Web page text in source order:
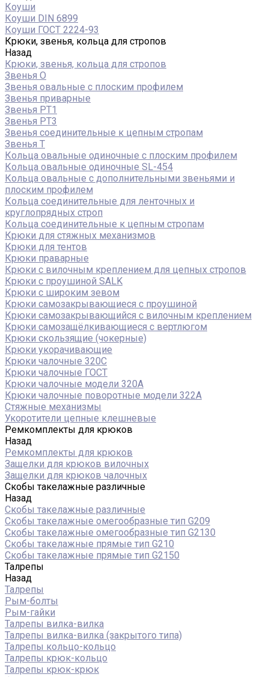
Коуши
Коуши DIN 6899
Коуши ГОСТ 2224-93
Крюки, звенья, кольца для стропов
Назад
Крюки, звенья, кольца для стропов
Звенья О
Звенья овальные с плоским профилем
Звенья приварные
Звенья РТ1
Звенья РТ3
Звенья соединительные к цепным стропам
Звенья Т
Кольца овальные одиночные c плоским профилем
Кольца овальные одиночные SL-454
Кольца овальные с дополнительными звеньями и
плоским профилем
Кольца соединительные для ленточных и
круглопрядных строп
Кольца соединительные к цепным стропам
Крюки для стяжных механизмов
Крюки для тентов
Крюки праварные
Крюки с вилочным креплением для цепных стропов
Крюки с проушиной SALK
Крюки с широким зевом
Крюки самозакрывающиеся с проушиной
Крюки самозакрывающийся с вилочным креплением
Крюки самозащёлкивающиеся с вертлюгом
Крюки скользящие (чокерные)
Крюки укорачивающие
Крюки чалочные 320C
Крюки чалочные ГОСТ
Крюки чалочные модели 320А
Крюки чалочные поворотные модели 322А
Стяжные механизмы
Укоротители цепные клешневые
Ремкомплекты для крюков
Назад
Ремкомплекты для крюков
Защелки для крюков вилочных
Защелки для крюков чалочных
Скобы такелажные различные
Назад
Скобы такелажные различные
Скобы такелажные омегообразные тип G209
Скобы такелажные омегообразные тип G2130
Скобы такелажные прямые тип G210
Скобы такелажные прямые тип G2150
Талрепы
Назад
Талрепы
Рым-болты
Рым-гайки
Талрепы вилка-вилка
Талрепы вилка-вилка (закрытого типа)
Талрепы кольцо-кольцо
Талрепы крюк-кольцо
Талрепы крюк-крюк